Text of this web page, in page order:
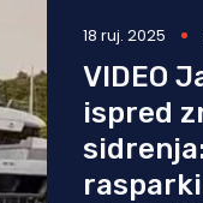
18 ruj. 2025
VIDEO
ispred